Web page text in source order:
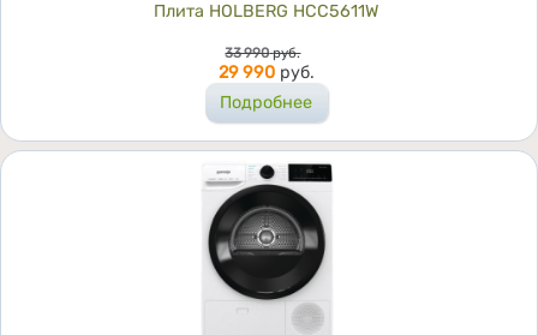
Плита HOLBERG HCC5611W
Цена
33 990 руб.
29 990 руб.
Подробнее